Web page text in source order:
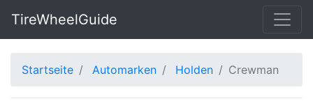
TireWheelGuide
Startseite Automarken Holden Crewman